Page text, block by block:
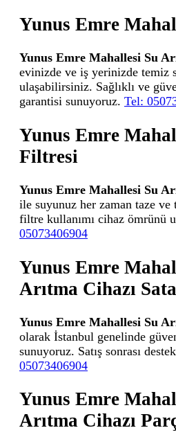
Yunus Emre
Yunus Emre Mahallesi Su
evinizde ve iş yerinizde temiz
ulaşabilirsiniz. Sağlıklı ve
garantisi sunuyoruz. Tel:
Yunus Emre
Filtresi
Yunus Emre Mahallesi Su
ile suyunuz her zaman taze
filtre kullanımı cihaz ömrünü
05073406904
Yunus Emre
Arıtma Cihazı
Yunus Emre Mahallesi Su
olarak İstanbul genelinde
sunuyoruz. Satış sonrası
05073406904
Yunus Emre
Arıtma Cihazı